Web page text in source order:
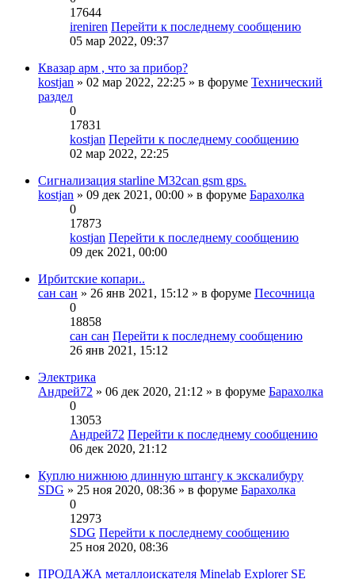
17644
ireniren Перейти к последнему сообщению
05 мар 2022, 09:37
Квазар арм , что за прибор?
kostjan » 02 мар 2022, 22:25 » в форуме Технический
раздел
0
17831
kostjan Перейти к последнему сообщению
02 мар 2022, 22:25
Сигнализация starline M32can gsm gps.
kostjan » 09 дек 2021, 00:00 » в форуме Барахолка
0
17873
kostjan Перейти к последнему сообщению
09 дек 2021, 00:00
Ирбитские копари..
сан сан » 26 янв 2021, 15:12 » в форуме Песочница
0
18858
сан сан Перейти к последнему сообщению
26 янв 2021, 15:12
Электрика
Андрей72 » 06 дек 2020, 21:12 » в форуме Барахолка
0
13053
Андрей72 Перейти к последнему сообщению
06 дек 2020, 21:12
Куплю нижнюю длинную штангу к экскалибуру
SDG » 25 ноя 2020, 08:36 » в форуме Барахолка
0
12973
SDG Перейти к последнему сообщению
25 ноя 2020, 08:36
ПРОДАЖА металлоискателя Minelab Explorer SE